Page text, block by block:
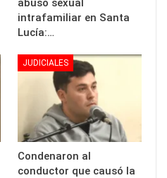
abuso sexual
intrafamiliar en Santa
Lucía:…
JUDICIALES
Condenaron al
conductor que causó la